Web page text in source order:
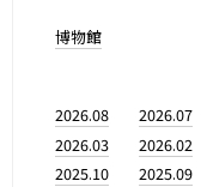
博物館
2026.08 2026.07
2026.03
2026.02
2025.10
2025.09